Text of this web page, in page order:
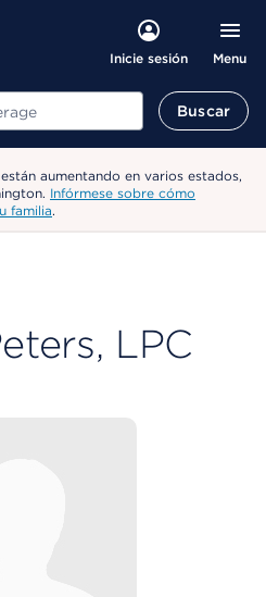
Inicie sesión Menu
Buscar
aumentando en varios estados,
Infórmese sobre cómo
familia.
LPC